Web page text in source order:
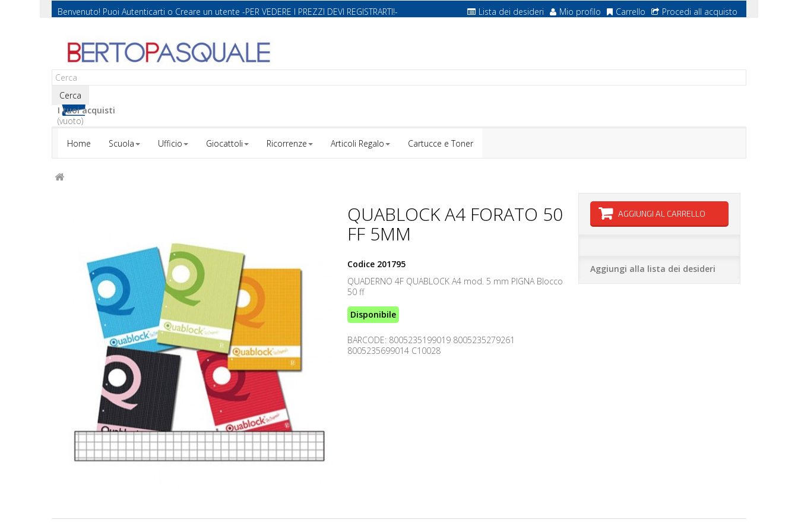
Benvenuto! Puoi Autenticarti o Creare un utente -PER VEDERE I PREZZI DEVI REGISTRARTI!- Lista dei desideri Mio profilo Carrello Procedi all acquisto
Cerca
I tuoi acquisti
(vuoto)
Home
Scuola Ufficio Giocattoli Ricorrenze Articoli Regalo Cartucce e Toner
QUABLOCK A4 FORATO 50
FF 5MM
Codice 201795
QUADERNO 4F QUABLOCK A4 mod. 5 mm PIGNA Blocco
50 ff
Disponibile
BARCODE: 8005235199019 8005235279261
8005235699014 C10028
AGGIUNGI AL CARRELLO
Aggiungi alla lista dei desideri